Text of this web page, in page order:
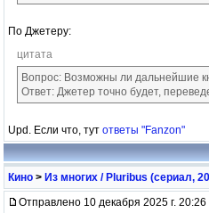
По Джетеру:
цитата
Вопрос: Возможны ли дальнейшие
Ответ: Джетер точно будет,
Upd. Если что, тут ответы "Fanzon"
Кино > Из многих / Pluribus (сериал,
Отправлено 10 декабря 2025 г. 20:26